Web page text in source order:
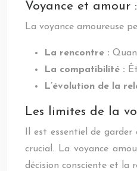
Voyance et amour
La voyance amoureuse
La rencontre :
La compatibilité :
L’évolution de la
Les limites de la
Il est essentiel de
crucial. La voyance
décision consciente et la